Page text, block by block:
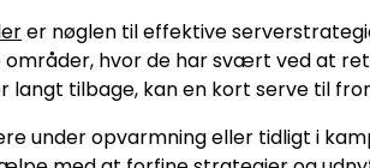
er nøglen til effektive
hvor de har svært ved at
langt tilbage, kan en kort serve til
under opvarmning eller tidligt i